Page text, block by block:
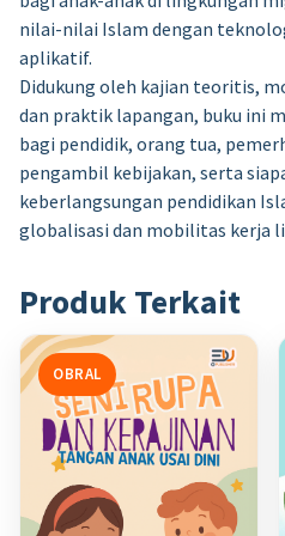
nilai-nilai Islam dengan
aplikatif.
Didukung oleh kajian teoritis,
dan praktik lapangan, buku ini
bagi pendidik, orang tua,
pengambil kebijakan, serta
keberlangsungan pendidikan
globalisasi dan mobilitas kerja
Produk Terkait
OBRAL